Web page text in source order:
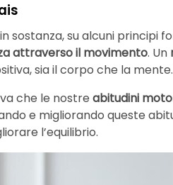
sostanza, su alcuni principi
attraverso il movimento. Un
sia il corpo che la mente.
che le nostre abitudini
e migliorando queste
l’equilibrio.